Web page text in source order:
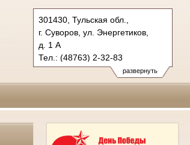
развернуть
301430, Тульская обл.,
г. Суворов, ул. Энергетиков,
д. 1 А
Тел.: (48763) 2-32-83
suvorovsky.tula@sudrf.ru